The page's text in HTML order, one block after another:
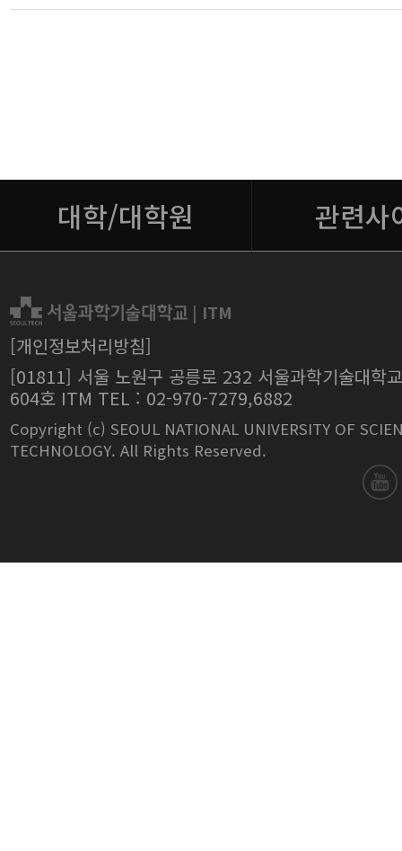
| ITM
[개인정보처리방침]
[01811] 서울 노원구 공릉로 232 서울과학기술대학
604호 ITM TEL : 02-970-7279,6882
Copyright (c) SEOUL NATIONAL UNIVERSITY OF
TECHNOLOGY. All Rights Reserved.
대학/대학원 관련사